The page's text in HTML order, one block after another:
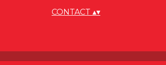
CONTACT ▴▾